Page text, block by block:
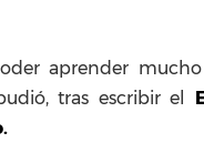
aprender
tras escribir el